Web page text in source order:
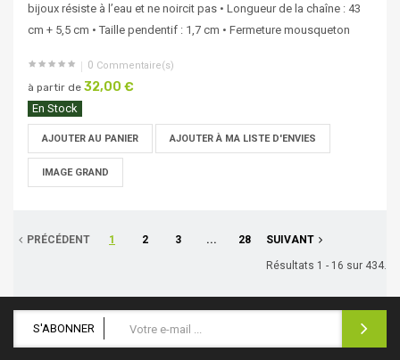
bijoux résiste à l’eau et ne noircit pas • Longueur de la chaîne : 43
cm + 5,5 cm • Taille pendentif : 1,7 cm • Fermeture mousqueton
0 Commentaire(s)
à partir de 32,00 €
En Stock
AJOUTER AU PANIER AJOUTER À MA LISTE D'ENVIES
IMAGE GRAND
PRÉCÉDENT 1 2 3 ... 28 SUIVANT
Résultats 1 - 16 sur 434.
S'ABONNER